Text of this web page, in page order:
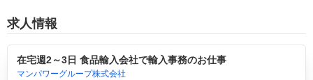
求人情報
在宅週2～3日 食品輸入会社で輸入事務のお仕事
マンパワーグループ株式会社